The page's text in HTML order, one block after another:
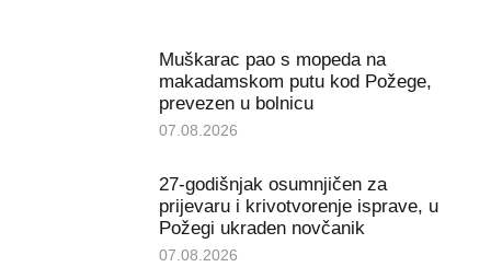
Muškarac pao s mopeda na
makadamskom putu kod Požege,
prevezen u bolnicu
07.08.2026
27-godišnjak osumnjičen za
prijevaru i krivotvorenje isprave, u
Požegi ukraden novčanik
07.08.2026